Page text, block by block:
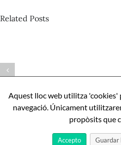
Related Posts
Misonne
Mona
l’IA
Aquest lloc web utilitza 'cookies'
navegació. Únicament
propòsits que
Accepto Guardar